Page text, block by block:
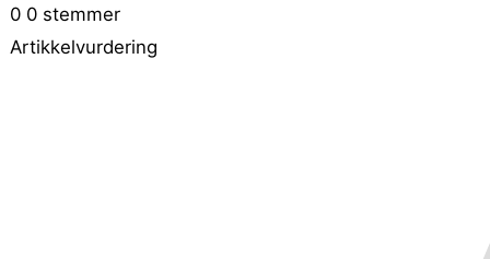
0 0 stemmer
Artikkelvurdering